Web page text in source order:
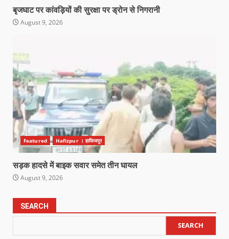
बृजघाट पर कांवड़ियों की सुरक्षा पर ड्रोन से निगरानी
August 9, 2026
Featured Hafizpur । हाफिजपुर
सड़क हादसे में बाइक सवार समेत तीन घायल
August 9, 2026
SEARCH
SEARCH